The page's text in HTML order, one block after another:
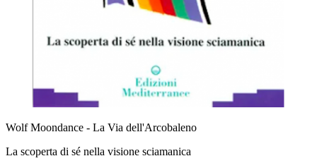
Wolf Moondance - La Via dell'Arcobaleno
La scoperta di sé nella visione sciamanica